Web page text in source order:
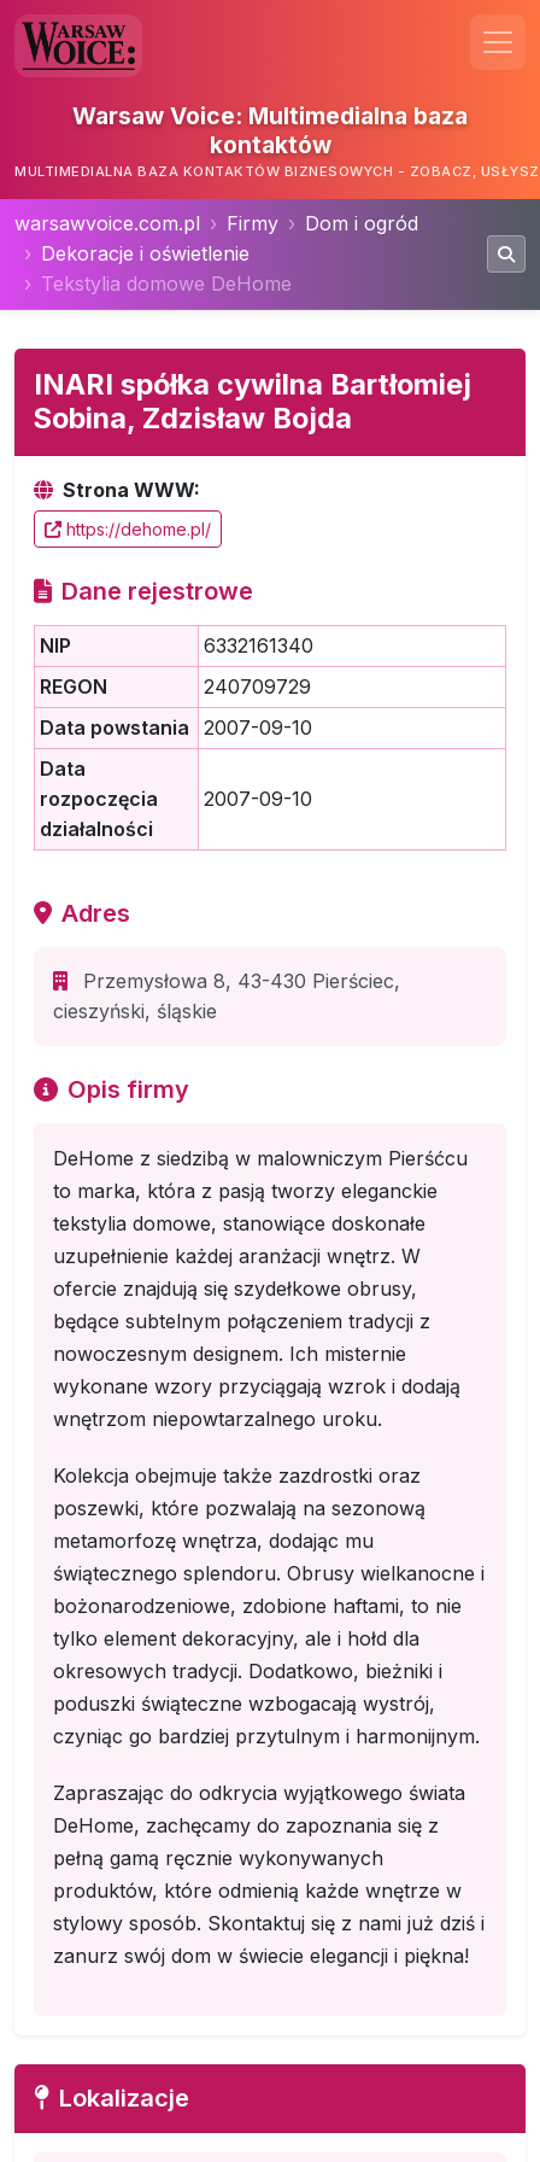
Warsaw Voice: Multimedialna baza
kontaktów
MULTIMEDIALNA BAZA KONTAKTÓW BIZNESOWYCH - ZOBACZ,
warsawvoice.com.pl Firmy
Dom i ogród
Dekoracje i oświetlenie
Tekstylia domowe DeHome
INARI spółka cywilna Bartłomiej
Sobina, Zdzisław Bojda
Strona WWW:
https://dehome.pl/
Dane rejestrowe
NIP
6332161340
REGON
240709729
Data powstania
2007-09-10
Data
rozpoczęcia
działalności
2007-09-10
Adres
Przemysłowa 8, 43-430 Pierściec,
cieszyński, śląskie
Opis firmy
DeHome z siedzibą w malowniczym Pierśćcu
to marka, która z pasją tworzy eleganckie
tekstylia domowe, stanowiące doskonałe
uzupełnienie każdej aranżacji wnętrz. W
ofercie znajdują się szydełkowe obrusy,
będące subtelnym połączeniem tradycji z
nowoczesnym designem. Ich misternie
wykonane wzory przyciągają wzrok i dodają
wnętrzom niepowtarzalnego uroku.
Kolekcja obejmuje także zazdrostki oraz
poszewki, które pozwalają na sezonową
metamorfozę wnętrza, dodając mu
świątecznego splendoru. Obrusy wielkanocne i
bożonarodzeniowe, zdobione haftami, to nie
tylko element dekoracyjny, ale i hołd dla
okresowych tradycji. Dodatkowo, bieżniki i
poduszki świąteczne wzbogacają wystrój,
czyniąc go bardziej przytulnym i harmonijnym.
Zapraszając do odkrycia wyjątkowego świata
DeHome, zachęcamy do zapoznania się z
pełną gamą ręcznie wykonywanych
produktów, które odmienią każde wnętrze w
stylowy sposób. Skontaktuj się z nami już dziś i
zanurz swój dom w świecie elegancji i piękna!
Lokalizacje